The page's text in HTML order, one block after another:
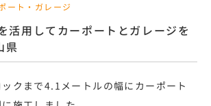
ート・ガレージ
活用してカーポートとガレージを
県
クまで4.1メートルの幅にカーポート